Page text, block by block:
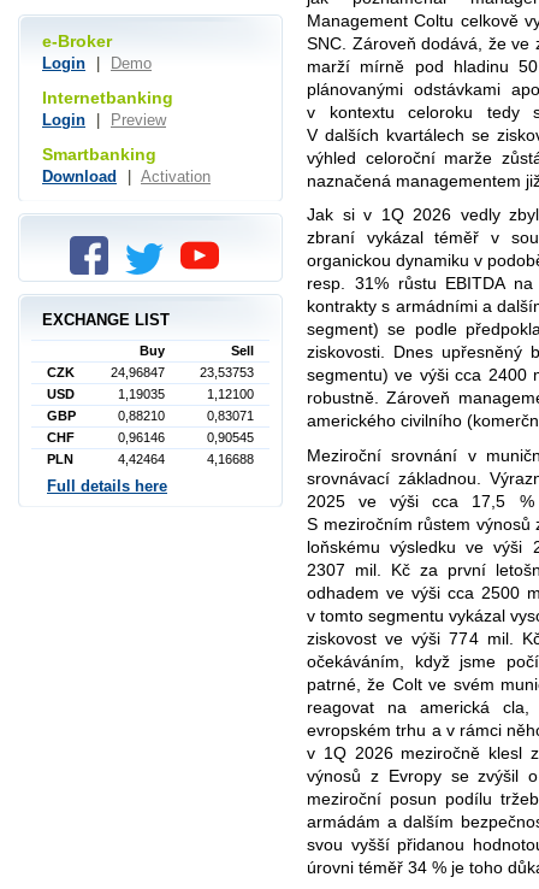
Management Coltu celkově
SNC. Zároveň dodává, že ve
marží mírně pod hladinu
plánovanými odstávkami
v kontextu celoroku tedy
V dalších kvartálech se
výhled celoroční marže
naznačená managementem
Jak si v 1Q 2026 vedly
zbraní vykázal téměř v
organickou dynamiku v
resp. 31% růstu EBITDA
kontrakty s armádními a
segment) se podle
ziskovosti. Dnes upřesněný
segmentu) ve výši cca 2400
robustně. Zároveň
amerického civilního
Meziroční srovnání v
srovnávací základnou.
2025 ve výši cca 17,5 %
S meziročním růstem výnosů
loňskému výsledku ve výši
2307 mil. Kč za první
odhadem ve výši cca 2500
v tomto segmentu vykázal
ziskovost ve výši 774 mil.
očekáváním, když jsme
patrné, že Colt ve svém
reagovat na americká
evropském trhu a v rámci
v 1Q 2026 meziročně klesl
výnosů z Evropy se zvýšil
meziroční posun podílu
armádám a dalším
svou vyšší přidanou
úrovni téměř 34 % je toho
e-Broker
Login Demo
Internetbanking
Login Preview
Smartbanking
Download Activation
EXCHANGE LIST
Buy
Sell
CZK
24,96847
23,53753
USD
1,19035
1,12100
GBP
0,88210
0,83071
CHF
0,96146
0,90545
PLN
4,42464 4,16688
Full details here